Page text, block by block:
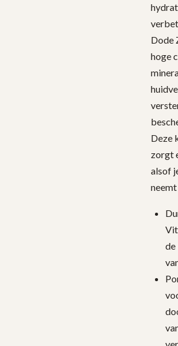
Dode
hoge
Deze
zorgt
alsof
de